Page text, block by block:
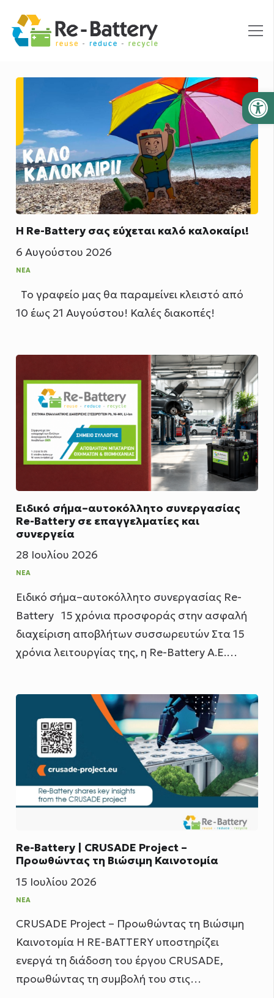
Η Re-Battery σας εύχεται καλό καλοκαίρι!
6 Αυγούστου 2026
ΝΈΑ
Το γραφείο μας θα παραμείνει κλειστό από
10 έως 21 Αυγούστου! Καλές διακοπές!
Ειδικό σήμα–αυτοκόλλητο συνεργασίας
Re-Battery σε επαγγελματίες και
συνεργεία
28 Ιουλίου 2026
ΝΈΑ
Ειδικό σήμα–αυτοκόλλητο συνεργασίας Re-
Battery 15 χρόνια προσφοράς στην ασφαλή
διαχείριση αποβλήτων συσσωρευτών Στα 15
χρόνια λειτουργίας της, η Re-Battery Α.Ε.…
Re-Battery | CRUSADE Project –
Προωθώντας τη Βιώσιμη Καινοτομία
15 Ιουλίου 2026
ΝΈΑ
CRUSADE Project – Προωθώντας τη Βιώσιμη
Καινοτομία Η RE-BATTERY υποστηρίζει
ενεργά τη διάδοση του έργου CRUSADE,
προωθώντας τη συμβολή του στις…